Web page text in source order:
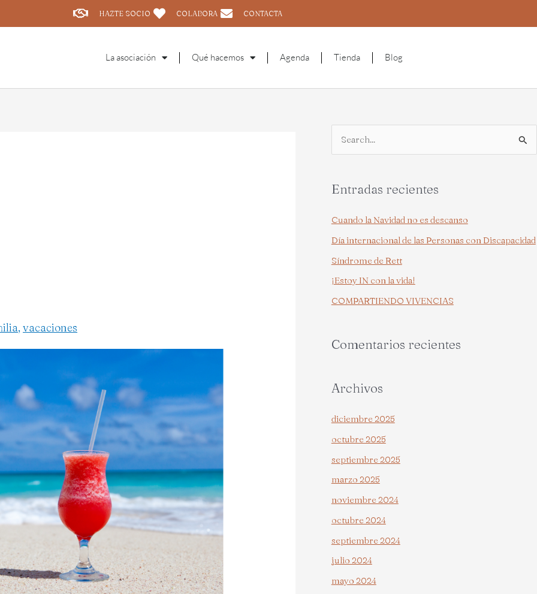
HAZTE SOCIO COLABORA CONTACTA
La asociación Qué hacemos Agenda Tienda Blog
,vacaciones
c
o
r
:
Entradas recientes
Cuando la Navidad no es descanso
Día internacional de las Personas con Discapacidad
Síndrome de Rett
¡Estoy IN con la vida!
COMPARTIENDO VIVENCIAS
Comentarios recientes
Archivos
diciembre 2025
octubre 2025
septiembre 2025
marzo 2025
noviembre 2024
octubre 2024
septiembre 2024
julio 2024
mayo 2024